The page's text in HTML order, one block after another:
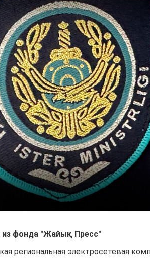
фонда "Жайық Пресс"
региональная электросетевая